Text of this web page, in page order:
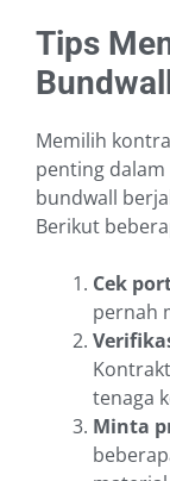
Tips
Memilih
penting
bundwall
Berikut
Cek
pernah
tenaga
Minta